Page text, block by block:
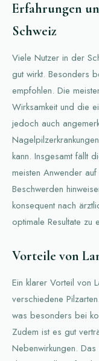
Erfahrungen
Schweiz
Viele Nutzer in der
gut wirkt. Besonders
empfohlen. Die
Wirksamkeit und die
jedoch auch
kann. Insgesamt fällt
meisten Anwender
Beschwerden
konsequent nach
optimale Resultate zu
Vorteile von
Ein klarer Vorteil von
verschiedene
was besonders bei
Zudem ist es gut
Nebenwirkungen.